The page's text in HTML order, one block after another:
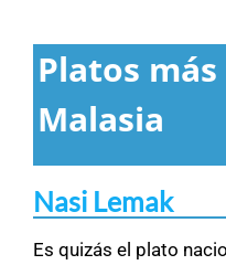
Platos
Malasia
Nasi Lemak
Es quizás el plato